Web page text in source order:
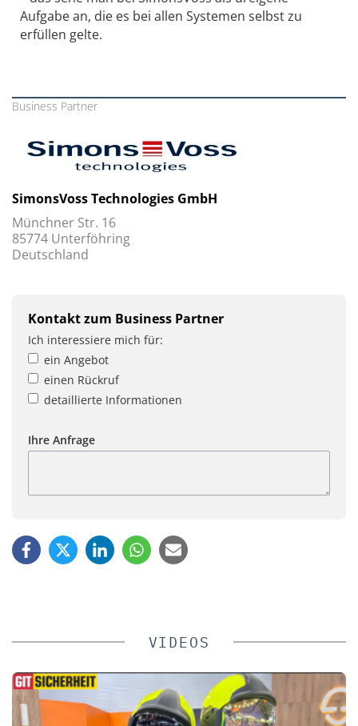
Aufgabe an, die es bei allen Systemen selbst zu
erfüllen gelte.
Business Partner
SimonsVoss Technologies GmbH
Münchner Str. 16
85774 Unterföhring
Deutschland
Kontakt zum Business Partner
Ich interessiere mich für:
ein Angebot
einen Rückruf
detaillierte Informationen
Ihre Anfrage
VIDEOS